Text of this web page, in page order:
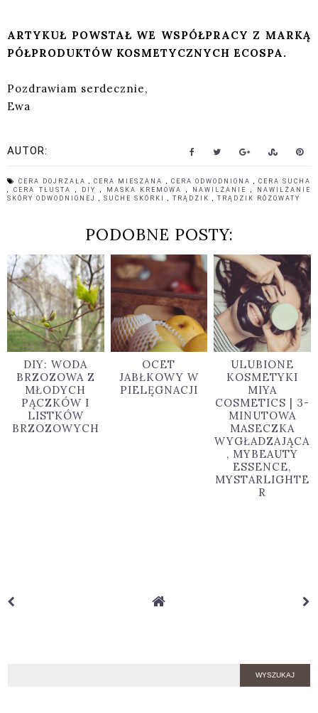
ARTYKUŁ POWSTAŁ WE WSPÓŁPRACY Z MARKĄ
PÓŁPRODUKTÓW KOSMETYCZNYCH ECOSPA.
Pozdrawiam serdecznie,
Ewa
AUTOR:
CERA DOJRZAŁA,CERA MIESZANA , CERA ODWODNIONA , CERA SUCHA
, CERA TŁUSTA , DIY , MASKA KREMOWA, NAWILŻANIE,
NAWILŻANIE
SKÓRY ODWODNIONEJ , SUCHE SKÓRKI , TRĄDZIK , TRĄDZIK RÓŻOWATY
PODOBNE POSTY:
DIY: WODA
BRZOZOWA Z
MŁODYCH
PĄCZKÓW I
LISTKÓW
BRZOZOWYCH
OCET
JABŁKOWY W
PIELĘGNACJI
ULUBIONE
KOSMETYKI
MIYA
COSMETICS | 3-
MINUTOWA
MASECZKA
WYGŁADZAJĄCA
, MYBEAUTY
ESSENCE,
MYSTARLIGHTE
R